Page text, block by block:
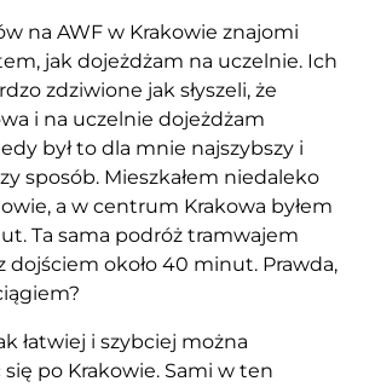
na AWF w Krakowie znajomi
jak dojeżdżam na uczelnie. Ich
zdziwione jak słyszeli, że
i na uczelnie dojeżdżam
był to dla mnie najszybszy i
sposób. Mieszkałem niedaleko
a w centrum Krakowa byłem
Ta sama podróż tramwajem
dojściem około 40 minut. Prawda,
łatwiej i szybciej można
po Krakowie. Sami w ten